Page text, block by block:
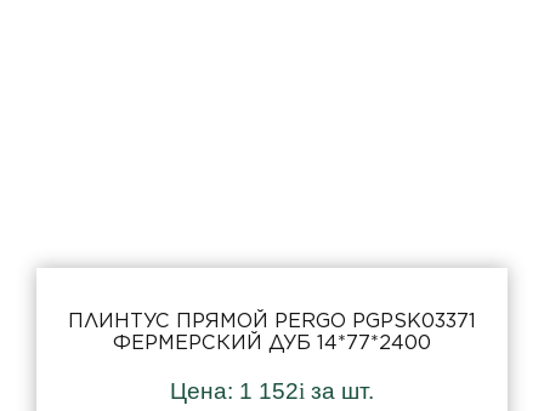
ПЛИНТУС ПРЯМОЙ PERGO PGPSK03371
ФЕРМЕРСКИЙ ДУБ 14*77*2400
Цена: 1 152i за шт.